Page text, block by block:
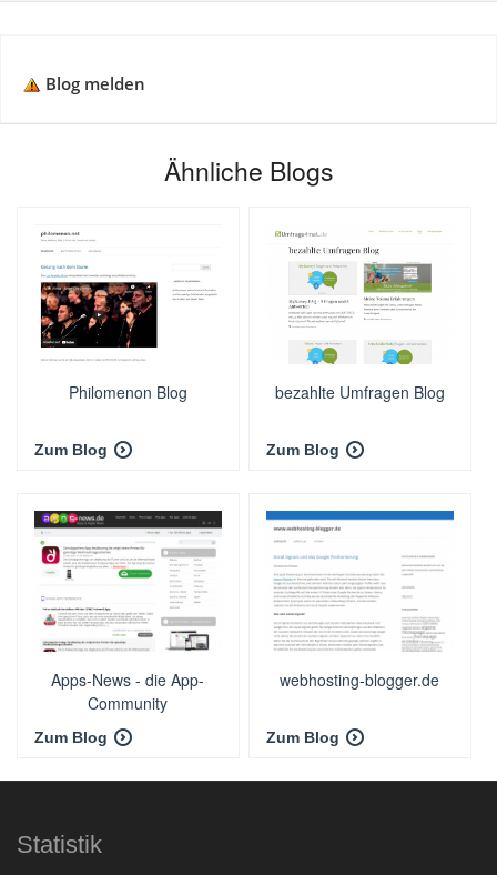
Blog melden
Ähnliche Blogs
Philomenon Blog
Zum Blog
bezahlte Umfragen Blog
Zum Blog
Apps-News - die App-
Community
Zum Blog
webhosting-blogger.de
Zum Blog
Statistik